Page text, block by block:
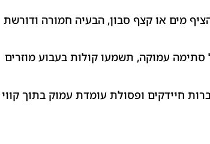
מים או קצף סבון, הבעיה חמורה ודורשת
עמוקה, תשמעו קולות בעבוע מוזרים
חיידקים ופסולת עומדת עמוק בתוך קווי